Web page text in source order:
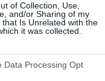
of Collection, Use,
and/or Sharing of my
that Is Unrelated with the
it was collected.
Data Processing Opt
DÍAS
1468
SIN PARTIDO
GRATUÍTO